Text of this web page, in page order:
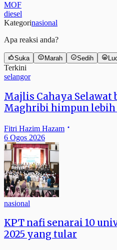
MOF
diesel
Kategorinasional
Apa reaksi anda?
Suka Marah Sedih
Terkini
selangor
Majlis Cahaya Selawat
Maghribi himpun lebih
Fitri Hazim Hazam
6 Ogos 2026
nasional
KPT nafi senarai 10
2025 yang tular